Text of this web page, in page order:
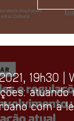
19h30 |
atuando
com a